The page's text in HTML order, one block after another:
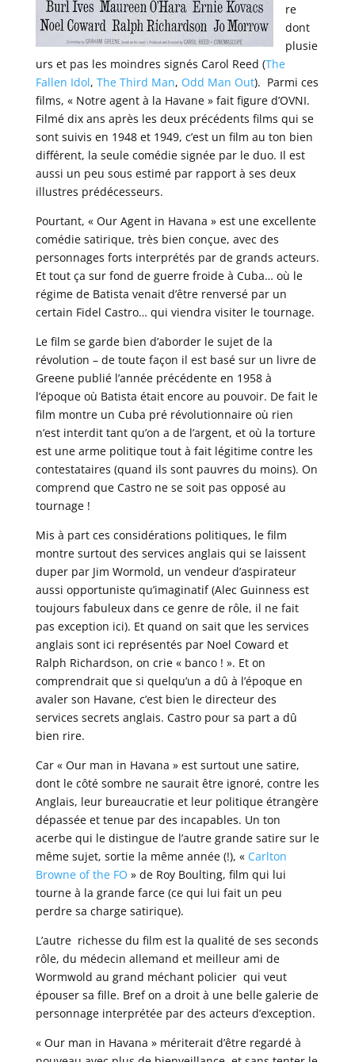
re
dont
plusie
urs et pas les moindres signés Carol Reed (The
Fallen Idol, The Third Man, Odd Man Out). Parmi ces
films, « Notre agent à la Havane » fait figure d’OVNI.
Filmé dix ans après les deux précédents films qui se
sont suivis en 1948 et 1949, c’est un film au ton bien
différent, la seule comédie signée par le duo. Il est
aussi un peu sous estimé par rapport à ses deux
illustres prédécesseurs.
Pourtant, « Our Agent in Havana » est une excellente
comédie satirique, très bien conçue, avec des
personnages forts interprétés par de grands acteurs.
Et tout ça sur fond de guerre froide à Cuba… où le
régime de Batista venait d’être renversé par un
certain Fidel Castro… qui viendra visiter le tournage.
Le film se garde bien d’aborder le sujet de la
révolution – de toute façon il est basé sur un livre de
Greene publié l’année précédente en 1958 à
l’époque où Batista était encore au pouvoir. De fait le
film montre un Cuba pré révolutionnaire où rien
n’est interdit tant qu’on a de l’argent, et où la torture
est une arme politique tout à fait légitime contre les
contestataires (quand ils sont pauvres du moins). On
comprend que Castro ne se soit pas opposé au
tournage !
Mis à part ces considérations politiques, le film
montre surtout des services anglais qui se laissent
duper par Jim Wormold, un vendeur d’aspirateur
aussi opportuniste qu’imaginatif (Alec Guinness est
toujours fabuleux dans ce genre de rôle, il ne fait
pas exception ici). Et quand on sait que les services
anglais sont ici représentés par Noel Coward et
Ralph Richardson, on crie « banco ! ». Et on
comprendrait que si quelqu’un a dû à l’époque en
avaler son Havane, c’est bien le directeur des
services secrets anglais. Castro pour sa part a dû
bien rire.
Car « Our man in Havana » est surtout une satire,
dont le côté sombre ne saurait être ignoré, contre les
Anglais, leur bureaucratie et leur politique étrangère
dépassée et tenue par des incapables. Un ton
acerbe qui le distingue de l’autre grande satire sur le
même sujet, sortie la même année (!), « Carlton
Browne of the FO » de Roy Boulting, film qui lui
tourne à la grande farce (ce qui lui fait un peu
perdre sa charge satirique).
L’autre richesse du film est la qualité de ses seconds
rôle, du médecin allemand et meilleur ami de
Wormwold au grand méchant policier qui veut
épouser sa fille. Bref on a droit à une belle galerie de
personnage interprétée par des acteurs d’exception.
« Our man in Havana » mériterait d’être regardé à